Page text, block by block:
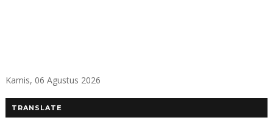
Kamis, 06 Agustus 2026
TRANSLATE